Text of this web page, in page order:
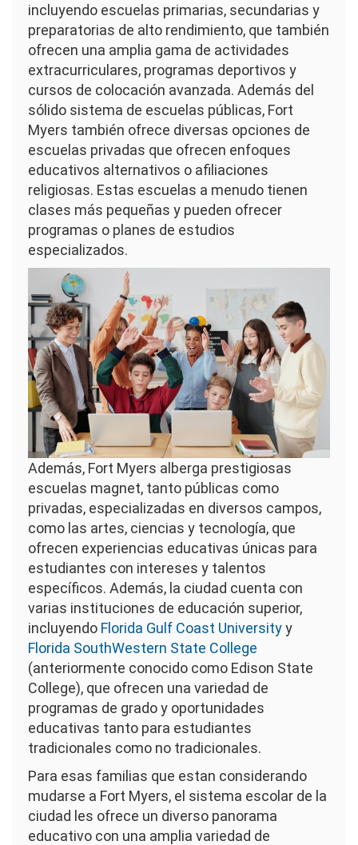
incluyendo escuelas primarias, secundarias y
preparatorias de alto rendimiento, que también
ofrecen una amplia gama de actividades
extracurriculares, programas deportivos y
cursos de colocación avanzada. Además del
sólido sistema de escuelas públicas, Fort
Myers también ofrece diversas opciones de
escuelas privadas que ofrecen enfoques
educativos alternativos o afiliaciones
religiosas. Estas escuelas a menudo tienen
clases más pequeñas y pueden ofrecer
programas o planes de estudios
especializados.
Imagen
Además, Fort Myers alberga prestigiosas
escuelas magnet, tanto públicas como
privadas, especializadas en diversos campos,
como las artes, ciencias y tecnología, que
ofrecen experiencias educativas únicas para
estudiantes con intereses y talentos
específicos. Además, la ciudad cuenta con
varias instituciones de educación superior,
incluyendo Florida Gulf Coast Universityy
Florida SouthWestern State College
(anteriormente conocido como Edison State
College), que ofrecen una variedad de
programas de grado y oportunidades
educativas tanto para estudiantes
tradicionales como no tradicionales.
Para esas familias que estan considerando
mudarse a Fort Myers, el sistema escolar de la
ciudad les ofrece un diverso panorama
educativo con una amplia variedad de